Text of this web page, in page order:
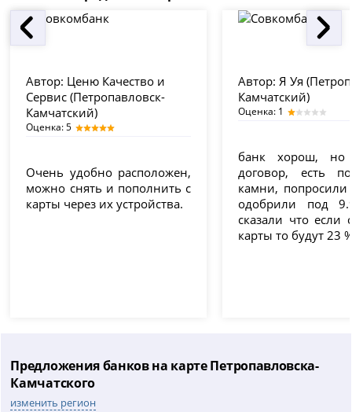
Автор: Ценю Качество и
Сервис (Петропавловск-
Камчатский)
Оценка: 5
Очень удобно расположен,
можно снять и пополнить с
карты через их устройства.
Автор: Я Уя
Камчатский)
Оценка: 1
банк хорош, но
договор, есть
камни, попросили
одобрили под
сказали что если
карты то будут 23
Предложения банков на карте Петропавловска-
Камчатского
изменить регион